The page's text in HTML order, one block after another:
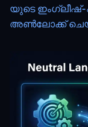
യുടെ ഇംഗ്ലീഷ്-
അൺലോക്ക്